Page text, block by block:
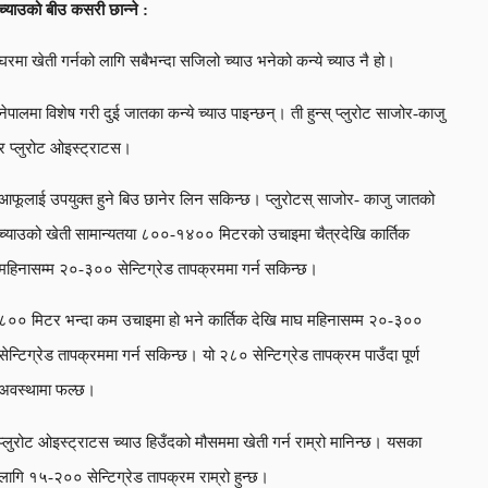
बीउ कसरी छान्ने :
खेती गर्नको लागि सबैभन्दा सजिलो च्याउ भनेको कन्ये च्याउ नै हो।
विशेष गरी दुई जातका कन्ये च्याउ पाइन्छन्। ती हुन्स् प्लुरोट साजोर-काजु
प्लुरोट ओइस्ट्राटस।
उपयुक्त हुने बिउ छानेर लिन सकिन्छ। प्लुरोटस् साजोर- काजु जातको
खेती सामान्यतया ८००-१४०० मिटरको उचाइमा चैत्रदेखि कार्तिक
२०-३०० सेन्टिग्रेड तापक्रममा गर्न सकिन्छ।
मिटर भन्दा कम उचाइमा हो भने कार्तिक देखि माघ महिनासम्म २०-३००
तापक्रममा गर्न सकिन्छ। यो २८० सेन्टिग्रेड तापक्रम पाउँदा पूर्ण
फल्छ।
ओइस्ट्राटस च्याउ हिउँदको मौसममा खेती गर्न राम्रो मानिन्छ। यसका
१५-२०० सेन्टिग्रेड तापक्रम राम्रो हुन्छ।